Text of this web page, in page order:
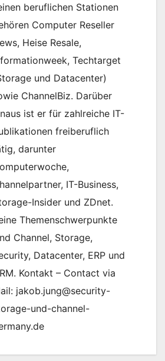
beruflichen Stationen
Computer Reseller
Heise Resale,
Techtarget
und Datacenter)
ChannelBiz. Darüber
ist er für zahlreiche IT-
freiberuflich
darunter
IT-Business,
Insider und ZDnet.
Themenschwerpunkte
Channel, Storage,
Datacenter, ERP und
Kontakt – Contact via
jakob.jung@security-
und-channel-